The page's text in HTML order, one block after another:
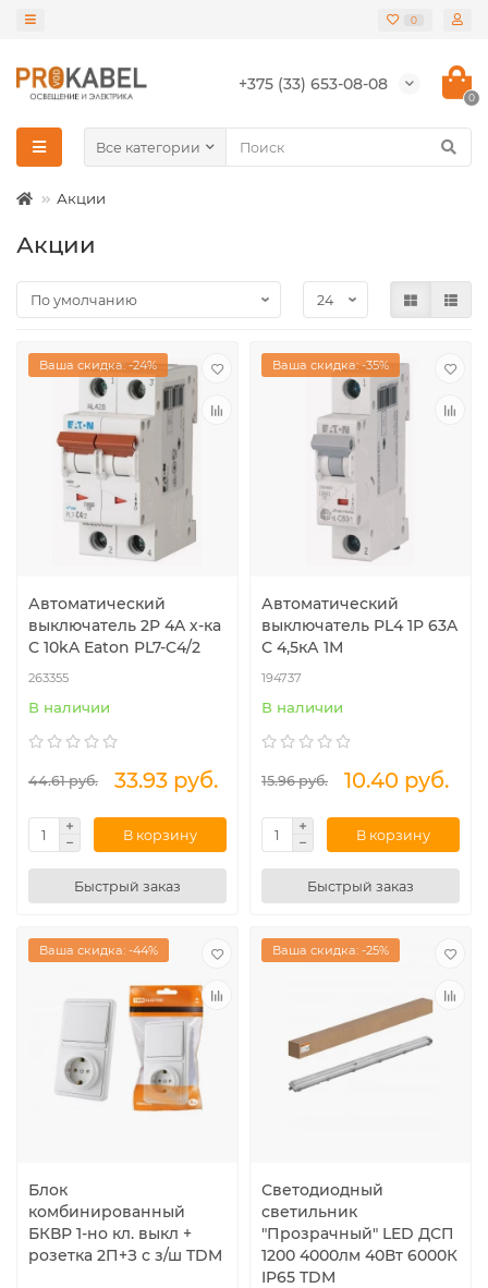
0
+375 (33) 653-08-08
0
Все категории
Акции
Акции
Ваша скидка: -24%
Автоматический
выключатель 2P 4A х-ка
С 10kA Eaton PL7-C4/2
263355
В наличии
44.61 руб. 33.93 руб.
В корзину
Быстрый заказ
Ваша скидка: -35%
Автоматический
выключатель PL4 1P 63A
С 4,5кА 1М
194737
В наличии
15.96 руб. 10.40 руб.
В корзину
Быстрый заказ
Ваша скидка: -44%
Блок
комбинированный
БКВР 1-но кл. выкл +
розетка 2П+З с з/ш TDM
Ваша скидка: -25%
Светодиодный
светильник
"Прозрачный" LED ДСП
1200 4000лм 40Вт 6000К
IP65 TDM